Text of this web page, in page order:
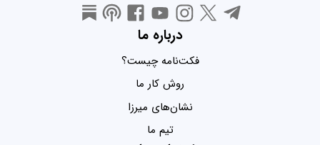
درباره ما
فکت‌نامه چیست؟
روش کار ما
نشان‌های میرزا
تیم ما